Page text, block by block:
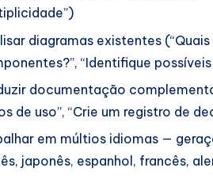
diagramas existentes
“Identifique
documentação
de uso”, “Crie um registro de
em múltios idiomas —
japonês, espanhol, francês,